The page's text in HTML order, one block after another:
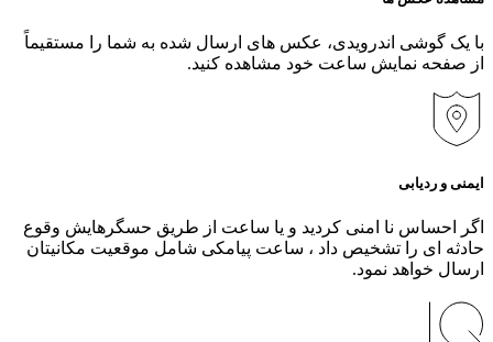
با یک گوشی اندرویدی، عکس‌ های ارسال شده به شما را مستقیماً
از صفحه نمایش ساعت خود مشاهده کنید.
ایمنی و ردیابی
اگر احساس نا امنی کردید و یا ساعت از طریق حسگرهایش وقوع
حادثه ای را تشخیص داد ، ساعت پیامکی شامل موقعیت مکانیتان
ارسال خواهد نمود.